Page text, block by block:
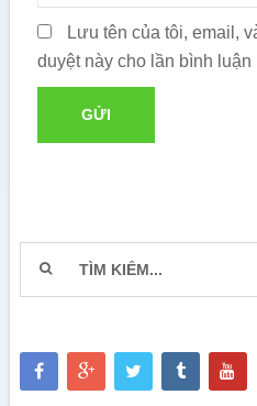
Lưu tên của tôi, email,
duyệt này cho lần bình luận